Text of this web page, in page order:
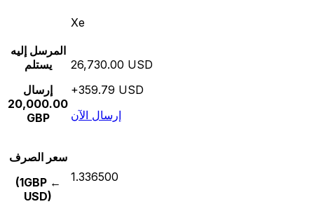
Xe
المرسل إليه
يستلم
إرسال
20,000.00
GBP
26,730.00 USD
+359.79 USD
إرسال الآن
سعر الصرف
(1GBP ←
USD)
1.336500